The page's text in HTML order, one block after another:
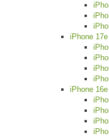
iPhone 17e
iPhone 16e